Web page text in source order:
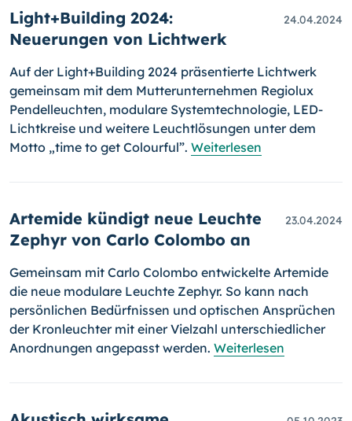
Light+Building 2024:
Neuerungen von Lichtwerk
24.04.2024
Auf der Light+Building 2024 präsentierte Lichtwerk
gemeinsam mit dem Mutterunternehmen Regiolux
Pendelleuchten, modulare Systemtechnologie, LED-
Lichtkreise und weitere Leuchtlösungen unter dem
Motto „time to get Colourful”. Weiterlesen
Artemide kündigt neue Leuchte
Zephyr von Carlo Colombo an
23.04.2024
Gemeinsam mit Carlo Colombo entwickelte Artemide
die neue modulare Leuchte Zephyr. So kann nach
persönlichen Bedürfnissen und optischen Ansprüchen
der Kronleuchter mit einer Vielzahl unterschiedlicher
Anordnungen angepasst werden. Weiterlesen